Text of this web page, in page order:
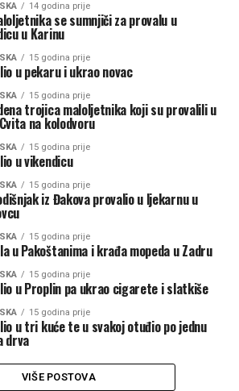
14 godina prije
se sumnjiči za provalu u
u Karinu
15 godina prije
u pekaru i ukrao novac
15 godina prije
trojica maloljetnika koji su provalili u
na kolodvoru
15 godina prije
u vikendicu
15 godina prije
iz Đakova provalio u ljekarnu u
15 godina prije
u Pakoštanima i krađa mopeda u Zadru
15 godina prije
u Proplin pa ukrao cigarete i slatkiše
15 godina prije
u tri kuće te u svakoj otuđio po jednu
drva
VIŠE POSTOVA